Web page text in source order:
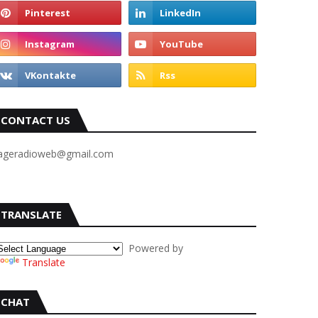
CONTACT US
TRANSLATE
Powered by
Translate
CHAT